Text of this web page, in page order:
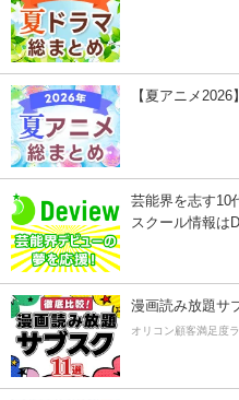
【夏アニメ
芸能界を志す10
スクール情報は
漫画読み放題サ
オリコン顧客満足度